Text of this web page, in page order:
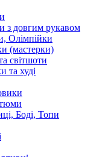
з довгим рукавом
Олімпійки
(мастерки)
світшоти
та худі
Боді, Топи